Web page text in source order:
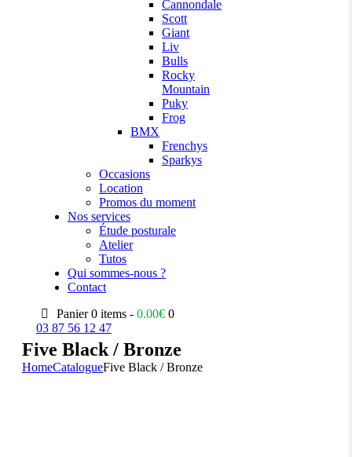
Cannondale
Scott
Giant
Liv
Bulls
Rocky
Mountain
Puky
Frog
BMX
Frenchys
Sparkys
Occasions
Location
Promos du moment
Nos services
Étude posturale
Atelier
Tutos
Qui sommes-nous ?
Contact
Panier 0 items -0.00€ 0
03 87 56 12 47
Five Black / Bronze
HomeCatalogueFive Black / Bronze